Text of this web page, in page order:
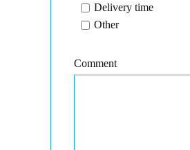
Delivery time
Other
Comment